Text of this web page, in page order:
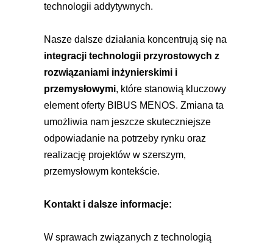
technologii addytywnych.
integracji technologii przyrostowych z
rozwiązaniami inżynierskimi i
przemysłowymi, które stanowią kluczowy
element oferty BIBUS MENOS. Zmiana ta
umożliwia nam jeszcze skuteczniejsze
odpowiadanie na potrzeby rynku oraz
realizację projektów w szerszym,
przemysłowym kontekście.
Kontakt i dalsze informacje:
W sprawach związanych z technologią